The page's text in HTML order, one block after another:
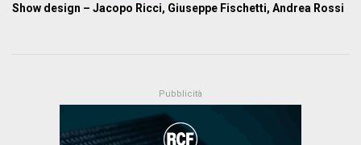
Show design – Jacopo Ricci, Giuseppe Fischetti, Andrea Rossi